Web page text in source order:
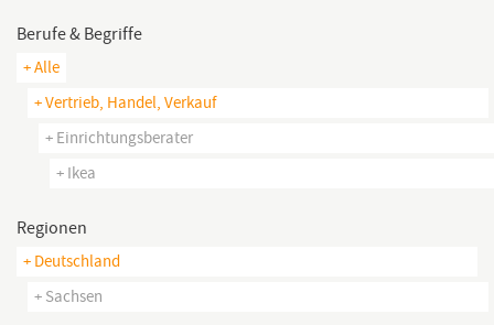
Berufe & Begriffe
+ Alle
+ Vertrieb, Handel, Verkauf
+ Einrichtungsberater
+ Ikea
Regionen
+ Deutschland
+ Sachsen